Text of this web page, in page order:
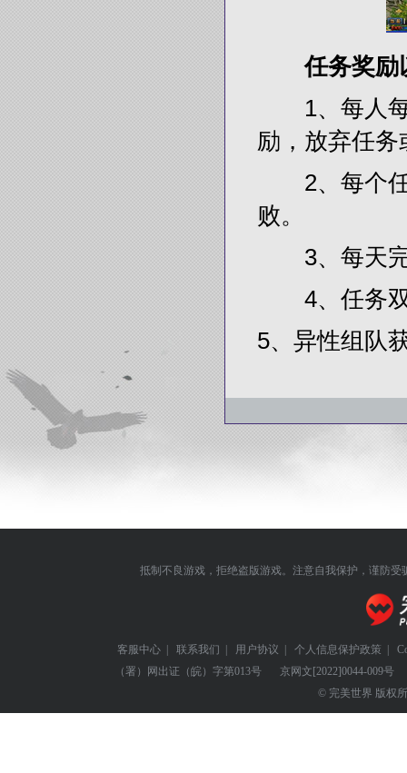
任务奖励
1、每人每
励，放弃任
2、每个任
败。
3、每天完
4、任务双
5、异性组队
抵制不良游戏，拒绝盗版游戏。注意自我保护，谨防受
客服中心 | 联系我们 | 用户协议 | 个人信息保护政策 |
（署）网出证（皖）字第013号
京网文[2022]0044-009号
© 完美世界 版权所